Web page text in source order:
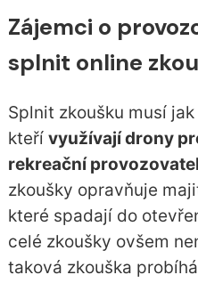
Zájemci o
splnit online
Splnit zkoušku musí
kteří využívají drony
rekreační
zkoušky opravňuje
které spadají do
celé zkoušky ovšem
taková zkouška